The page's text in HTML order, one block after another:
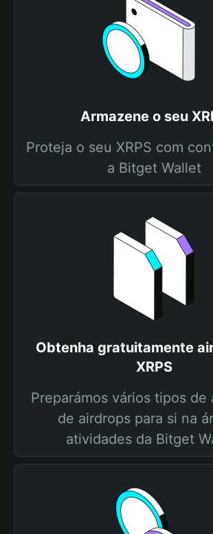
Armazene o seu
Proteja o seu XRPS com
a Bitget Wallet
Obtenha gratuitamente
XRPS
Preparámos vários tipos de
de airdrops para si na
atividades da Bitget